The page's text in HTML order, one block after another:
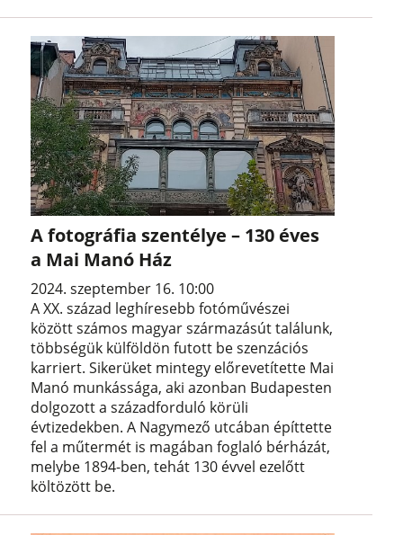
A fotográfia szentélye – 130 éves
a Mai Manó Ház
2024. szeptember 16. 10:00
A XX. század leghíresebb fotóművészei
között számos magyar származásút találunk,
többségük külföldön futott be szenzációs
karriert. Sikerüket mintegy előrevetítette Mai
Manó munkássága, aki azonban Budapesten
dolgozott a századforduló körüli
évtizedekben. A Nagymező utcában építtette
fel a műtermét is magában foglaló bérházát,
melybe 1894-ben, tehát 130 évvel ezelőtt
költözött be.